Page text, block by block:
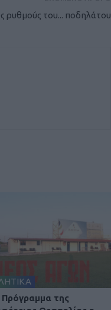
ρυθμούς του... ποδηλάτου
της